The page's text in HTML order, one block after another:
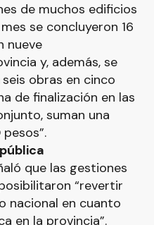
de muchos edificios
se concluyeron 16
nueve
y, además, se
obras en cinco
de finalización en las
suman una
que las gestiones
“revertir
nacional en cuanto
en la provincia”.